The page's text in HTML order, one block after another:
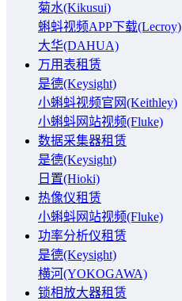
菊水(Kikusui)
蝌蚪视频APP下载(Lecroy)
大华(DAHUA)
万用表租赁
是德(Keysight)
小蝌蚪视频官网(Keithley)
小蝌蚪网站视频(Fluke)
数据采集器租赁
是德(Keysight)
日置(Hioki)
热像仪租赁
小蝌蚪网站视频(Fluke)
功率分析仪租赁
是德(Keysight)
横河(YOKOGAWA)
锁相放大器租赁